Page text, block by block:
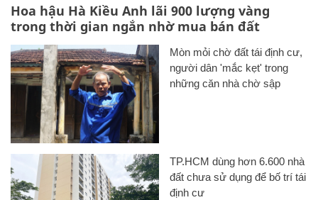
Hoa hậu Hà Kiều Anh lãi 900 lượng vàng
trong thời gian ngắn nhờ mua bán đất
Mòn mỏi chờ đất tái định cư,
người dân 'mắc kẹt' trong
những căn nhà chờ sập
TP.HCM dùng hơn 6.600 nhà
đất chưa sử dụng để bố trí tái
định cư